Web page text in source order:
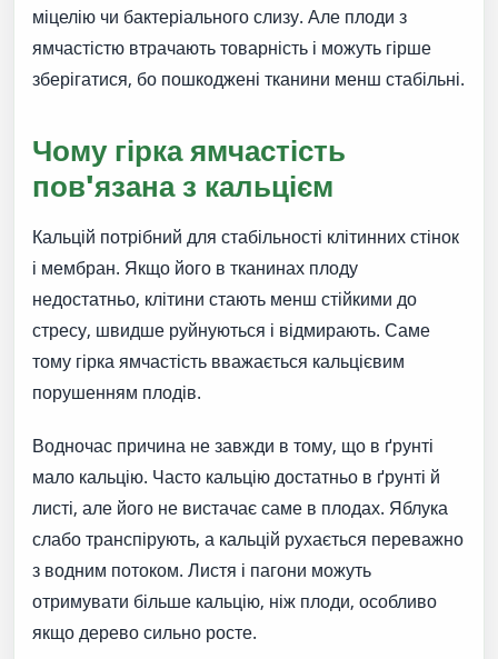
міцелію чи бактеріального слизу. Але плоди з
ямчастістю втрачають товарність і можуть гірше
зберігатися, бо пошкоджені тканини менш стабільні.
Чому гірка ямчастість
пов'язана з кальцієм
Кальцій потрібний для стабільності клітинних стінок
і мембран. Якщо його в тканинах плоду
недостатньо, клітини стають менш стійкими до
стресу, швидше руйнуються і відмирають. Саме
тому гірка ямчастість вважається кальцієвим
порушенням плодів.
Водночас причина не завжди в тому, що в ґрунті
мало кальцію. Часто кальцію достатньо в ґрунті й
листі, але його не вистачає саме в плодах. Яблука
слабо транспірують, а кальцій рухається переважно
з водним потоком. Листя і пагони можуть
отримувати більше кальцію, ніж плоди, особливо
якщо дерево сильно росте.